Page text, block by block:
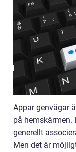
Appar genvägar
på hemskärmen.
generellt
Men det är